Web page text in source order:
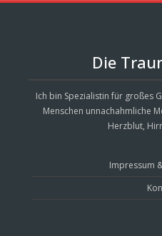
Die
Ich bin Spezialistin für großes
Menschen unnachahmliche
Herzblut,
Impressum